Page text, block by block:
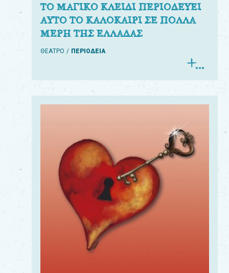
ΤΟ ΜΑΓΙΚΟ ΚΛΕΙΔΙ ΠΕΡΙΟΔΕΥΕΙ
ΑΥΤΟ ΤΟ ΚΑΛΟΚΑΙΡΙ ΣΕ ΠΟΛΛΑ
ΜΕΡΗ ΤΗΣ ΕΛΛΑΔΑΣ
ΘΕΑΤΡΟ ΠΕΡΙΟΔΕΙΑ